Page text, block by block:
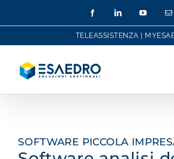
FacebookLinkedInYouTube
TELEASSISTENZA
SOFTWARE PICCOLA